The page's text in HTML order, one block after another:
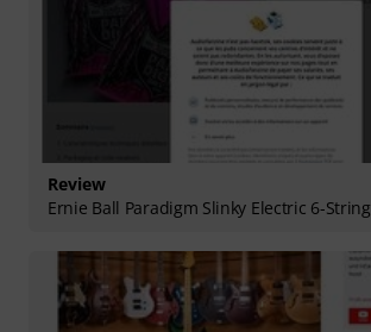
Review
Ernie Ball Paradigm Slinky Electric 6-String